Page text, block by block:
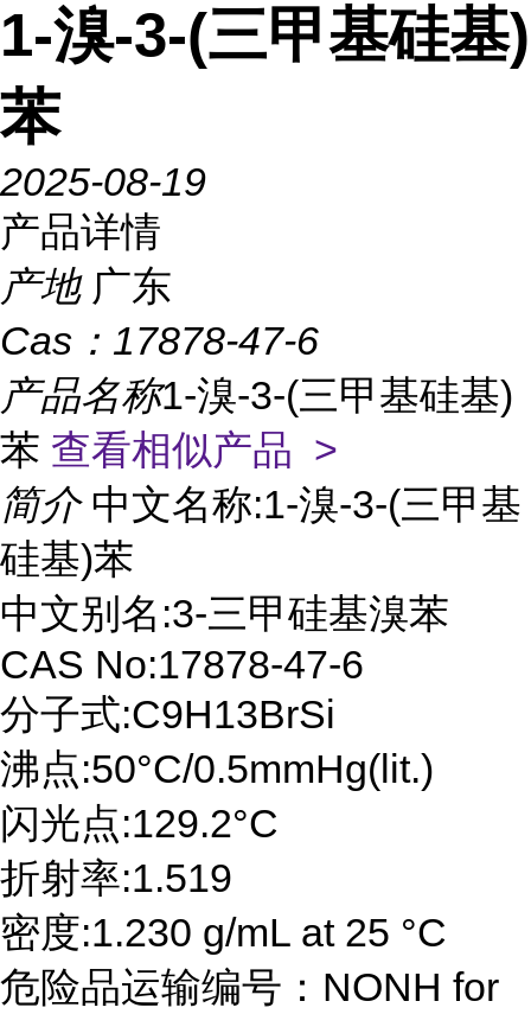
1-溴-3-(三甲基硅基)
苯
2025-08-19
产品详情
产地 广东
Cas： 17878-47-6
产品名称1-溴-3-(三甲基硅基)
苯 查看相似产品 >
简介 中文名称:1-溴-3-(三甲基
硅基)苯
中文别名:3-三甲硅基溴苯
CAS No:17878-47-6
分子式:C9H13BrSi
沸点:50°C/0.5mmHg(lit.)
闪光点:129.2°C
折射率:1.519
密度:1.230 g/mL at 25 °C
危险品运输编号：NONH for